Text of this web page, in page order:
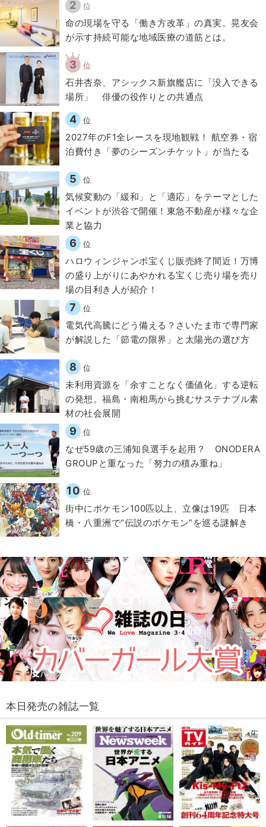
2 位
​命の現場を守る「働き方改革」の真実。晃友会
が示す持続可能な地域医療の道筋とは。
3 位
石井杏奈、アシックス新旗艦店に「没入できる
場所」 俳優の役作りとの共通点
4 位
2027年のF1全レースを現地観戦！ 航空券・宿
泊費付き「夢のシーズンチケット」が当たる
5 位
気候変動の「緩和」と「適応」をテーマとした
イベントが渋谷で開催！東急不動産が様々な企
業と協力
6 位
ハロウィンジャンボ宝くじ販売終了間近！万博
の盛り上がりにあやかれる宝くじ売り場を売り
場の目利き人が紹介！
7 位
電気代高騰にどう備える？さいたま市で専門家
が解説した「節電の限界」と太陽光の選び方
8 位
​​未利用資源を「余すことなく価値化」する逆転
の発想。福島・南相馬から挑むサステナブル素
材の社会展開​
9 位
なぜ59歳の三浦知良選手を起用？ ONODERA
GROUPと重なった「努力の積み重ね」
10 位
街中にポケモン100匹以上、立像は19匹 日本
橋・八重洲で“伝説のポケモン”を巡る謎解き
本日発売の雑誌一覧